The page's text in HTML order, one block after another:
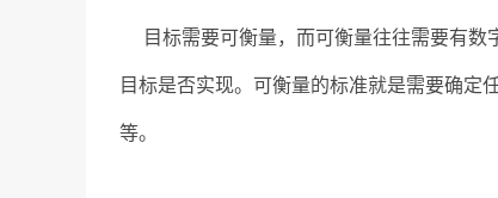
目标需要可衡量，而可衡量往往需要有数
目标是否实现。可衡量的标准就是需要确定
等。